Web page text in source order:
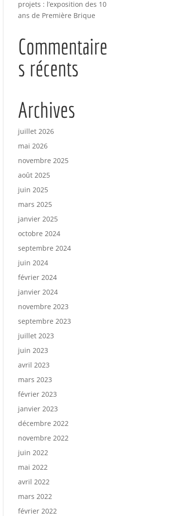
projets : l’exposition des 10
ans de Première Brique
Commentaire
s récents
Archives
juillet 2026
mai 2026
novembre 2025
août 2025
juin 2025
mars 2025
janvier 2025
octobre 2024
septembre 2024
juin 2024
février 2024
janvier 2024
novembre 2023
septembre 2023
juillet 2023
juin 2023
avril 2023
mars 2023
février 2023
janvier 2023
décembre 2022
novembre 2022
juin 2022
mai 2022
avril 2022
mars 2022
février 2022